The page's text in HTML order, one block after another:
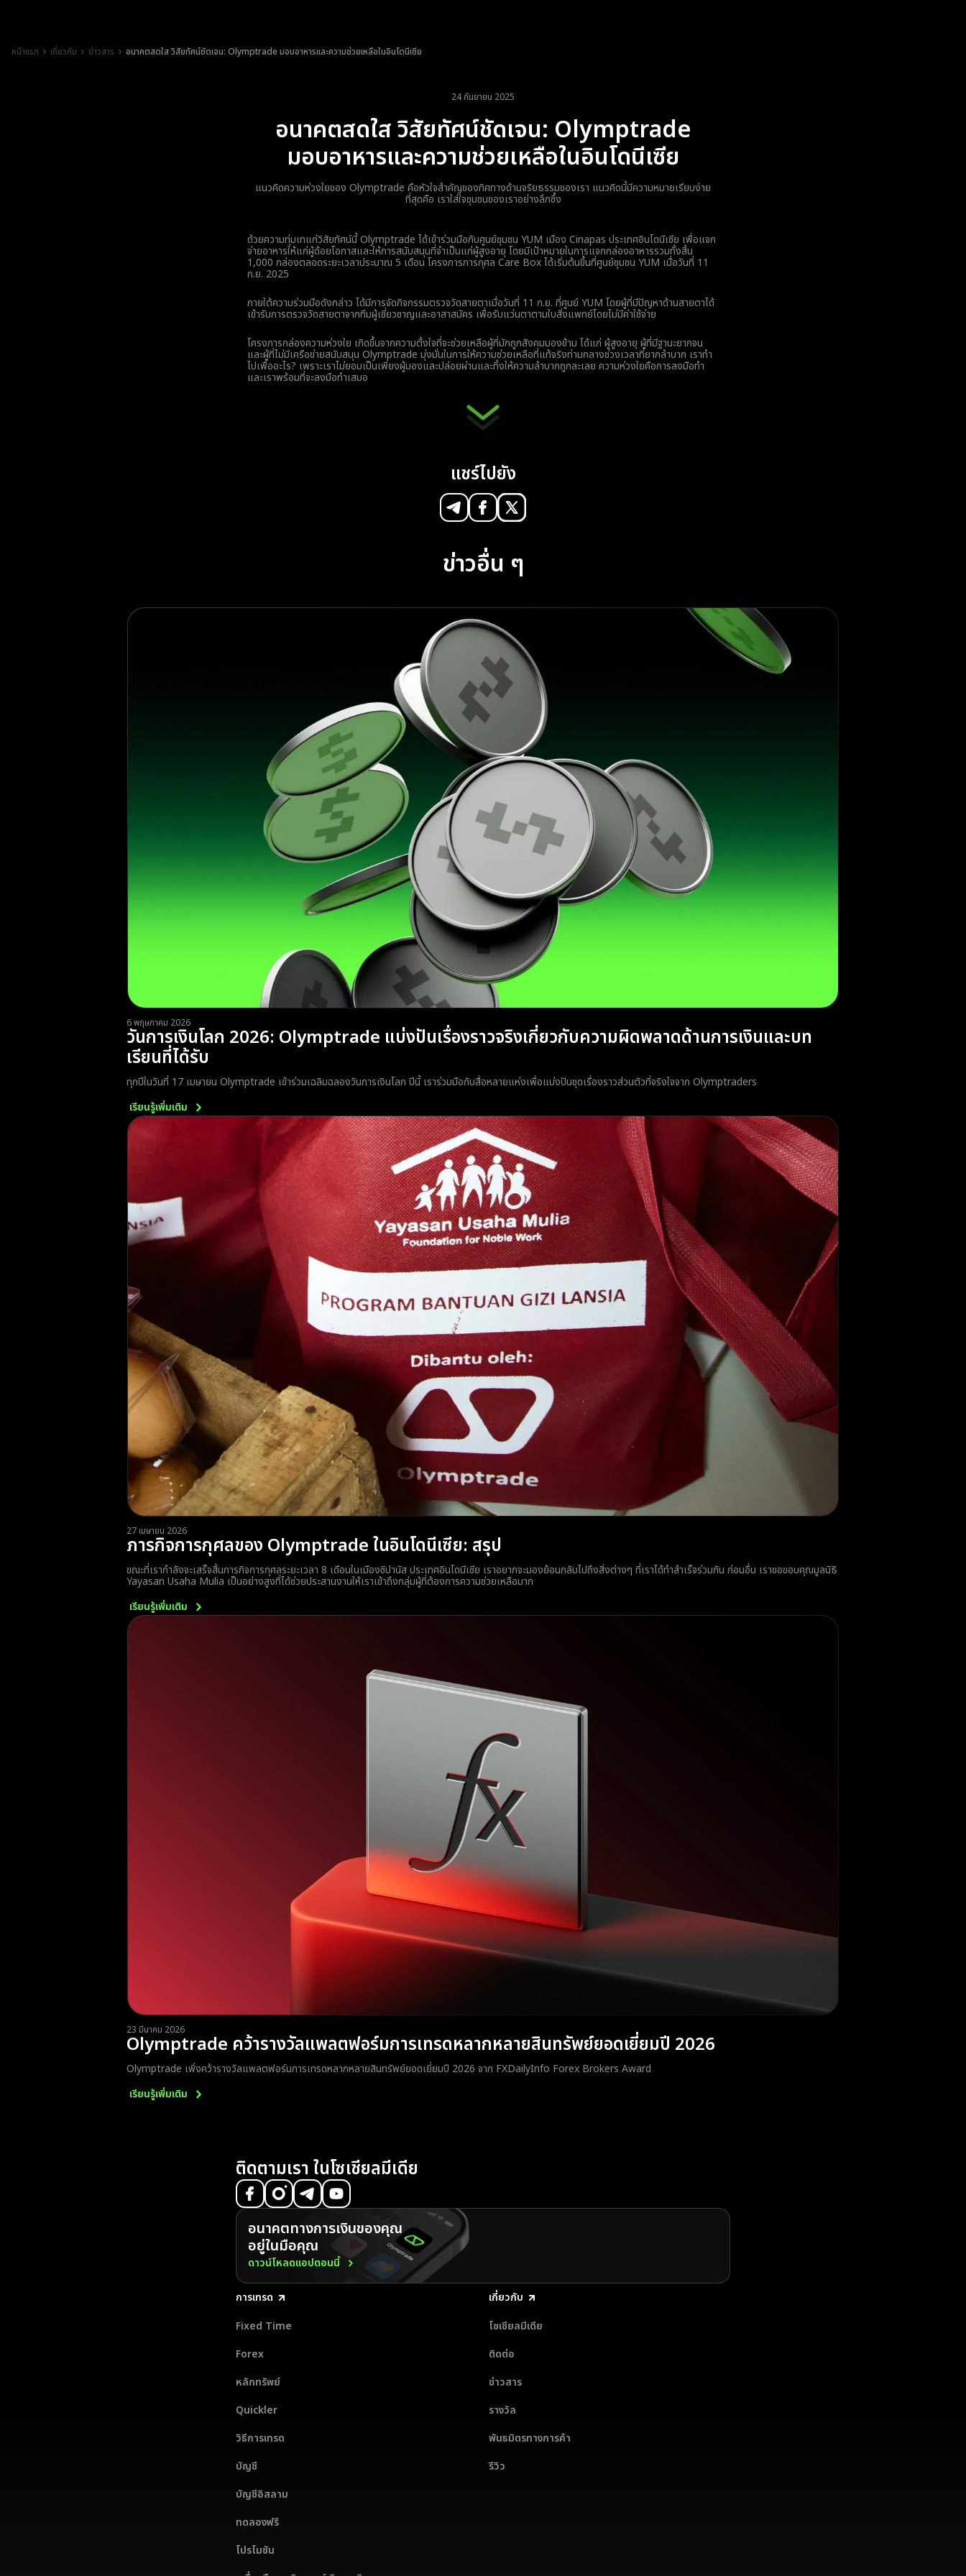
หน้าแรก เกี่ยวกับ ข่าวสาร อนาคตสดใส วิสัยทัศน์ชัดเจน: Olymptrade มอบอาหารและความช่วยเหลือในอินโดนีเซีย
24 กันยายน 2025
อนาคตสดใส วิสัยทัศน์ชัดเจน: Olymptrade
มอบอาหารและความช่วยเหลือในอินโดนีเซีย
แนวคิดความห่วงใยของ Olymptrade คือหัวใจสำคัญของทิศทางด้านจริยธรรมของเรา แนวคิดนี้มีความหมายเรียบง่าย
ที่สุดคือ เราใส่ใจชุมชนของเราอย่างลึกซึ้ง
ด้วยความทุ่มเทแก่วิสัยทัศน์นี้ Olymptrade ได้เข้าร่วมมือกับศูนย์ชุมชน YUM เมือง Cinapas ประเทศอินโดนีเซีย เพื่อแจก
จ่ายอาหารให้แก่ผู้ด้อยโอกาสและให้การสนับสนุนที่จำเป็นแก่ผู้สูงอายุ โดยมีเป้าหมายในการแจกกล่องอาหารรวมทั้งสิ้น
1,000 กล่องตลอดระยะเวลาประมาณ 5 เดือน โครงการการกุศล Care Box ได้เริ่มต้นขึ้นที่ศูนย์ชุมชน YUM เมื่อวันที่ 11
ก.ย. 2025
ภายใต้ความร่วมมือดังกล่าว ได้มีการจัดกิจกรรมตรวจวัดสายตาเมื่อวันที่ 11 ก.ย. ที่ศูนย์ YUM โดยผู้ที่มีปัญหาด้านสายตาได้
เข้ารับการตรวจวัดสายตาจากทีมผู้เชี่ยวชาญและอาสาสมัคร เพื่อรับแว่นตาตามใบสั่งแพทย์โดยไม่มีค่าใช้จ่าย
โครงการกล่องความห่วงใย เกิดขึ้นจากความตั้งใจที่จะช่วยเหลือผู้ที่มักถูกสังคมมองข้าม ได้แก่ ผู้สูงอายุ ผู้ที่มีฐานะยากจน
และผู้ที่ไม่มีเครือข่ายสนับสนุน Olymptrade มุ่งมั่นในการให้ความช่วยเหลือที่แท้จริงท่ามกลางช่วงเวลาที่ยากลำบาก เราทำ
ไปเพื่ออะไร? เพราะเราไม่ยอมเป็นเพียงผู้มองและปล่อยผ่านและทิ้งให้ความลำบากถูกละเลย ความห่วงใยคือการลงมือทำ
และเราพร้อมที่จะลงมือทำเสมอ
แชร์ไปยัง
ข่าวอื่น ๆ
6 พฤษภาคม 2026
วันการเงินโลก 2026: Olymptrade แบ่งปันเรื่องราวจริงเกี่ยวกับความผิดพลาดด้านการเงินและบท
เรียนที่ได้รับ
ทุกปีในวันที่ 17 เมษายน Olymptrade เข้าร่วมเฉลิมฉลองวันการเงินโลก ปีนี้ เราร่วมมือกับสื่อหลายแห่งเพื่อแบ่งปันชุดเรื่องราวส่วนตัวที่จริงใจจาก Olymptraders
เรียนรู้เพิ่มเติม
27 เมษายน 2026
ภารกิจการกุศลของ Olymptrade ในอินโดนีเซีย: สรุป
ขณะที่เรากำลังจะเสร็จสิ้นภารกิจการกุศลระยะเวลา 8 เดือนในเมืองซิปานัส ประเทศอินโดนีเซีย เราอยากจะมองย้อนกลับไปถึงสิ่งต่างๆ ที่เราได้ทำสำเร็จร่วมกัน ก่อนอื่น เราขอขอบคุณมูลนิธิ
Yayasan Usaha Mulia เป็นอย่างสูงที่ได้ช่วยประสานงานให้เราเข้าถึงกลุ่มผู้ที่ต้องการความช่วยเหลือมาก
เรียนรู้เพิ่มเติม
23 มีนาคม 2026
Olymptrade คว้ารางวัลแพลตฟอร์มการเทรดหลากหลายสินทรัพย์ยอดเยี่ยมปี 2026
Olymptrade เพิ่งคว้ารางวัลแพลตฟอร์มการเทรดหลากหลายสินทรัพย์ยอดเยี่ยมปี 2026 จาก FXDailyInfo Forex Brokers Award
เรียนรู้เพิ่มเติม
ติดตามเรา ในโซเชียลมีเดีย
อนาคตทางการเงินของคุณ
อยู่ในมือคุณ
ดาวน์โหลดแอปตอนนี้
การเทรด
Fixed Time
Forex
หลักทรัพย์
Quickler
วิธีการเทรด
บัญชี
บัญชีอิสลาม
ทดลองฟรี
โปรโมชัน
เกี่ยวกับ
โซเชียลมีเดีย
ติดต่อ
ข่าวสาร
รางวัล
พันธมิตรทางการค้า
รีวิว